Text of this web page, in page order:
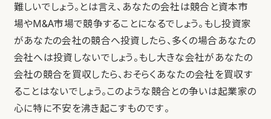
難しいでしょう。とは言え、あなたの会社は競合と資本市
場やM&A市場で競争することになるでしょう。もし投資家
があなたの会社の競合へ投資したら、多くの場合あなたの
会社へは投資しないでしょう。もし大きな会社があなたの
会社の競合を買収したら、おそらくあなたの会社を買収す
ることはないでしょう。このような競合との争いは起業家の
心に特に不安を沸き起こすものです。